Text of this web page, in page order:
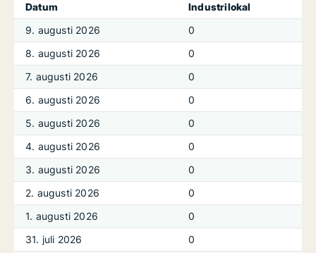
Datum
Industrilokal
9. augusti 2026
0
8. augusti 2026
0
7. augusti 2026
0
6. augusti 2026
0
5. augusti 2026
0
4. augusti 2026
0
3. augusti 2026
0
2. augusti 2026
0
1. augusti 2026
0
31. juli 2026
0